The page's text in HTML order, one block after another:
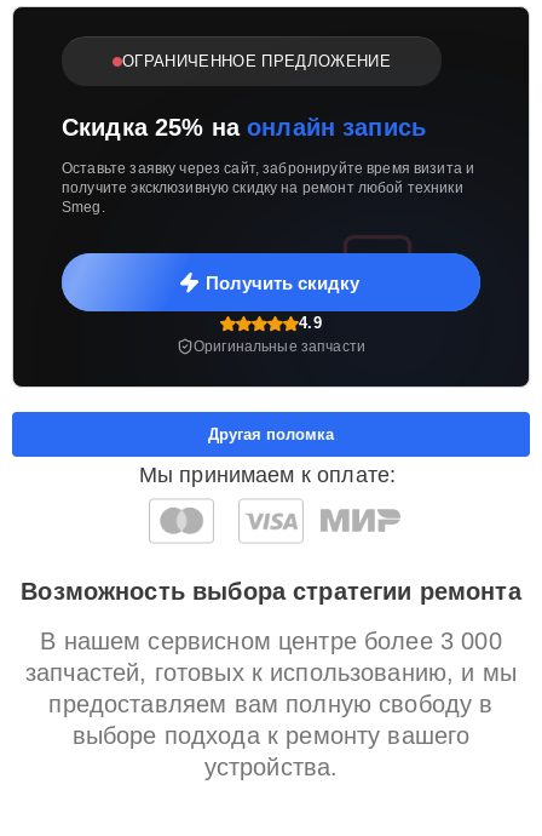
ОГРАНИЧЕННОЕ ПРЕДЛОЖЕНИЕ
Скидка 25% наонлайн запись
Оставьте заявку через сайт, забронируйте время визита и
получите эксклюзивную скидку на ремонт любой техники
Smeg.
Получить скидку
4.9
Оригинальные запчасти
Мы принимаем к оплате:
Другая поломка
Возможность выбора стратегии ремонта
В нашем сервисном центре более 3 000
запчастей, готовых к использованию, и мы
предоставляем вам полную свободу в
выборе подхода к ремонту вашего
устройства.